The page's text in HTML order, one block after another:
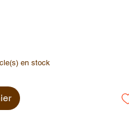
en stock